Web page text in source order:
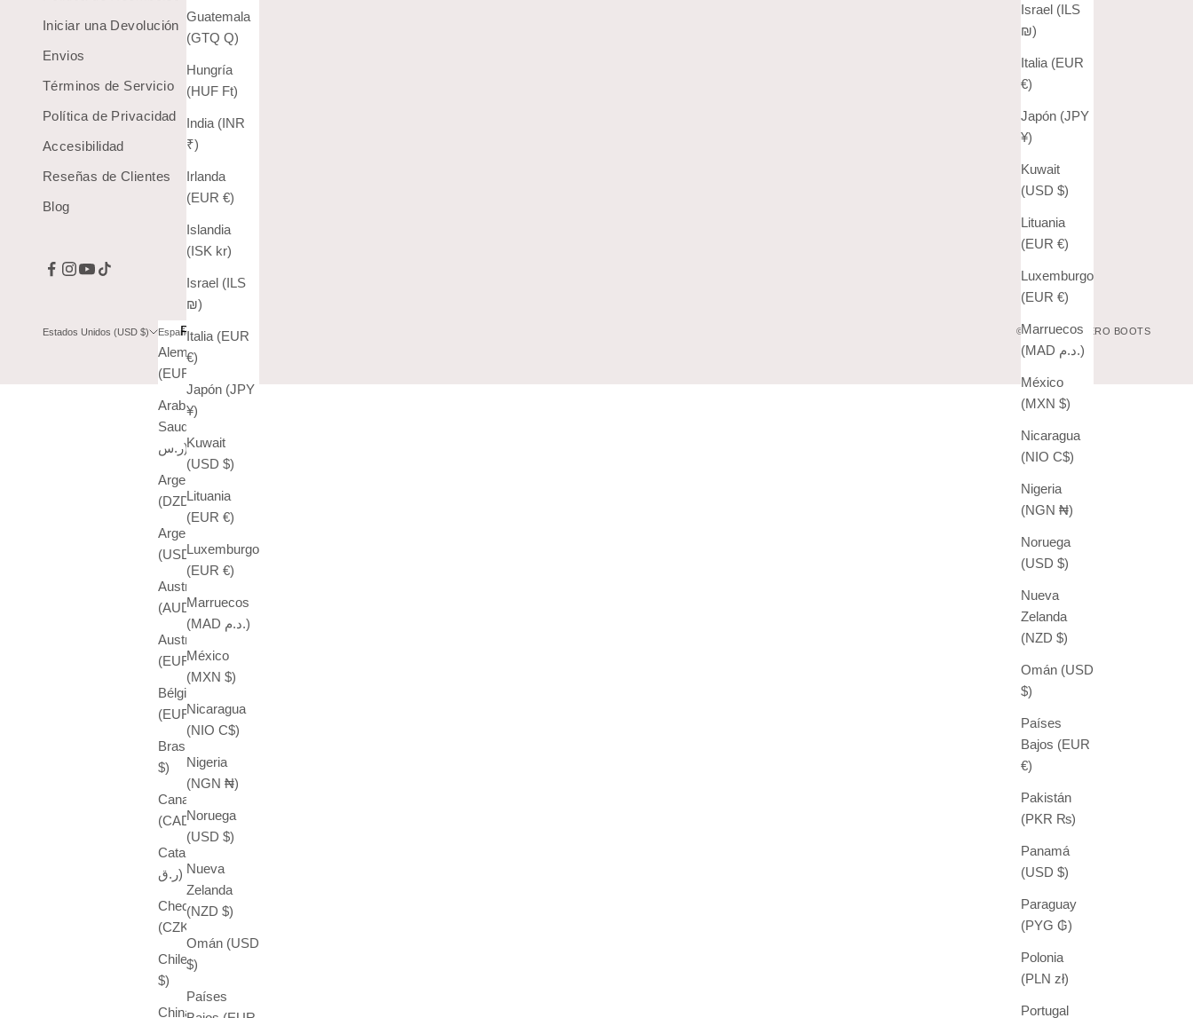
Israel (ILS
₪)
Italia (EUR
€)
Japón (JPY
¥)
Kuwait
(USD $)
Lituania
(EUR €)
Luxemburgo
(EUR €)
Marruecos
(MAD د.م.)
México
(MXN $)
Nicaragua
(NIO C$)
Nigeria
(NGN ₦)
Noruega
(USD $)
Nueva
Zelanda
(NZD $)
Omán (USD
$)
Países
Bajos (EUR
€)
Pakistán
(PKR ₨)
Panamá
(USD $)
Paraguay
(PYG ₲)
Polonia
(PLN zł)
Portugal
Guatemala
(GTQ Q)
Hungría
(HUF Ft)
India (INR
₹)
Irlanda
(EUR €)
Islandia
(ISK kr)
Israel (ILS
₪)
Italia (EUR
€)
Japón (JPY
¥)
Kuwait
(USD $)
Lituania
(EUR €)
Luxemburgo
(EUR €)
Marruecos
(MAD د.م.)
México
(MXN $)
Nicaragua
(NIO C$)
Nigeria
(NGN ₦)
Noruega
(USD $)
Nueva
Zelanda
(NZD $)
Omán (USD
$)
Países
Iniciar una Devolución
Envios
Términos de Servicio
Política de Privacidad
Accesibilidad
Reseñas de Clientes
Blog
Estados Unidos (USD $)
País
Alemania
Arabia
Saudí (SAR
ر.س)
Argelia
(DZD د.ج)
Argentina
(USD $)
Australia
(AUD $)
Austria
(EUR €)
Bélgica
(EUR €)
Brasil (USD
$)
Canadá
(CAD $)
Catar (QAR
ر.ق)
Chequia
Chile (USD
$)
China (CNY
Español
Idioma
Español
© 2026 - VAQUERO BOOTS